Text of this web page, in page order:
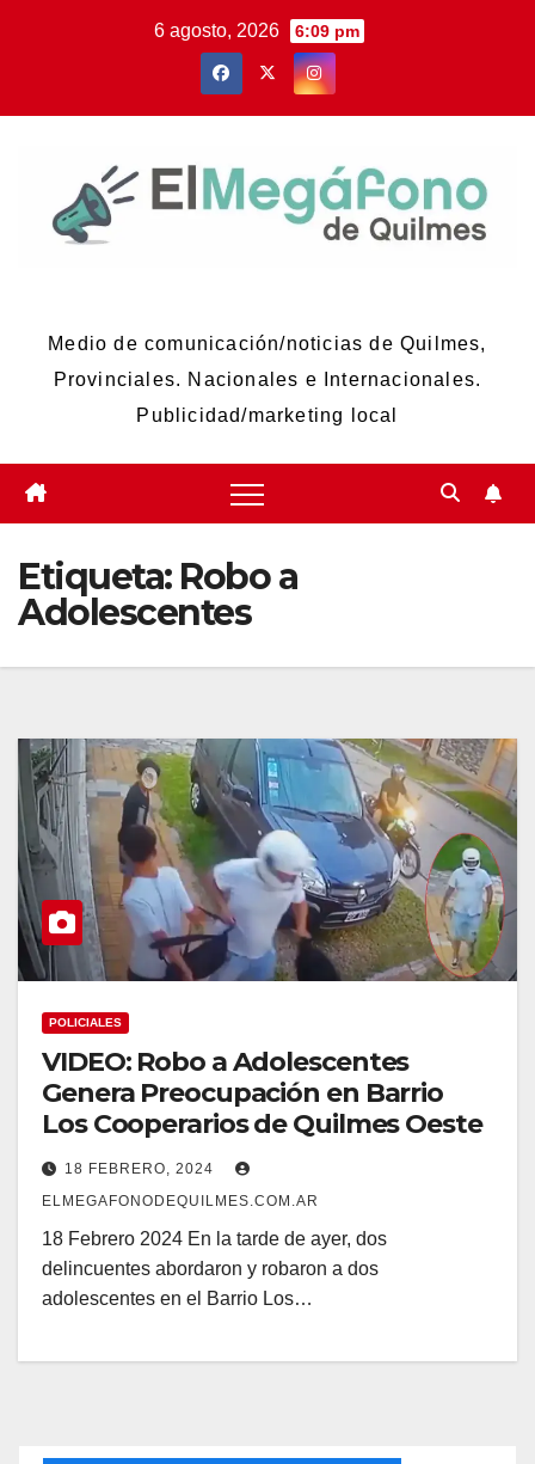
6 agosto, 2026 6:09 pm
Medio de comunicación/noticias de Quilmes,
Provinciales. Nacionales e Internacionales.
Publicidad/marketing local
Etiqueta: Robo a
Adolescentes
POLICIALES
VIDEO: Robo a Adolescentes
Genera Preocupación en Barrio
Los Cooperarios de Quilmes Oeste
18 FEBRERO, 2024
ELMEGAFONODEQUILMES.COM.AR
18 Febrero 2024 En la tarde de ayer, dos
delincuentes abordaron y robaron a dos
adolescentes en el Barrio Los…